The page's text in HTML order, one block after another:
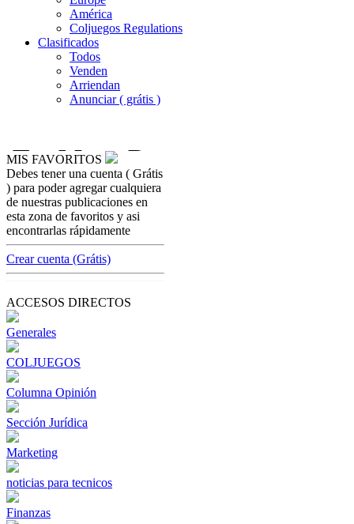
América
Coljuegos Regulations
Clasificados
Todos
Venden
Arriendan
Anunciar ( grátis )
columna-opinion
Fiscalía, cobrará Obligaciones Tributarias
[ Cerrar X ]
MVE ADS
Advertisement
MIS FAVORITOS
Debes tener una cuenta ( Grátis
) para poder agregar cualquiera
de nuestras publicaciones en
esta zona de favoritos y asi
encontrarlas rápidamente
Crear cuenta (Grátis)
ACCESOS DIRECTOS
Generales
COLJUEGOS
Columna Opinión
Sección Jurídica
Marketing
noticias para tecnicos
Finanzas